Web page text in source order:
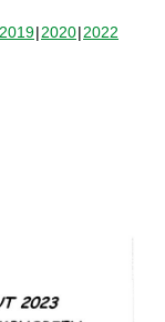
2019 2020 2022